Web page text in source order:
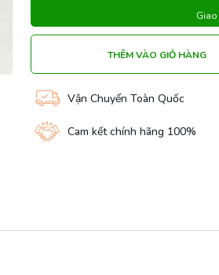
THÊM VÀO GIỎ HÀNG
Vận Chuyển Toàn Quốc
Cam kết chính hãng 100%